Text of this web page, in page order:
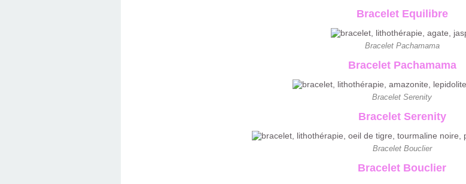
Bracelet Equilibre
Bracelet Pachamama
Bracelet Pachamama
Bracelet Serenity
Bracelet Serenity
Bracelet Bouclier
Bracelet Bouclier